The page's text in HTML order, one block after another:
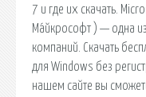
7 и где их скачать.
Ма́йкрософт ) — одна
компаний. Скачать
для Windows без
нашем сайте вы